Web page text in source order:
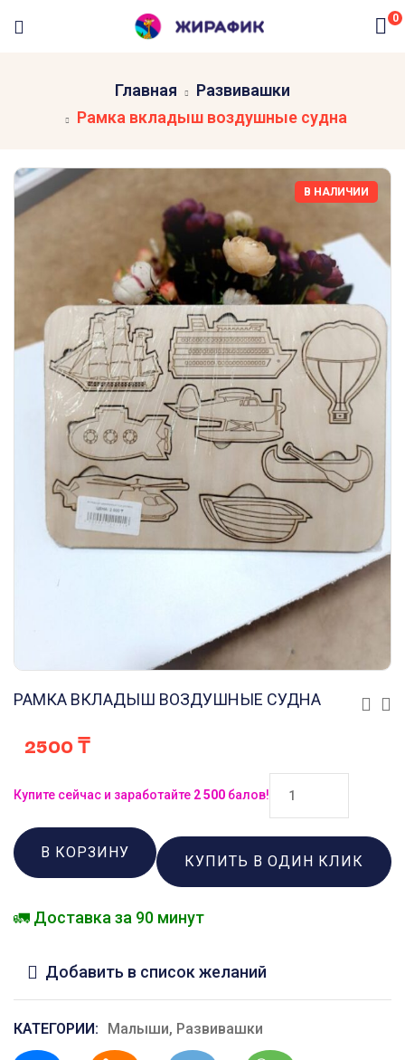
0
Главная
Развивашки
Рамка вкладыш воздушные судна
В НАЛИЧИИ
РАМКА ВКЛАДЫШ ВОЗДУШНЫЕ СУДНА
2500₸
Купите сейчас и заработайте 2 500 балов!
В КОРЗИНУ
КУПИТЬ В ОДИН КЛИК
🚛 Доставка за 90 минут
Добавить в список желаний
КАТЕГОРИИ: Малыши, Развивашки